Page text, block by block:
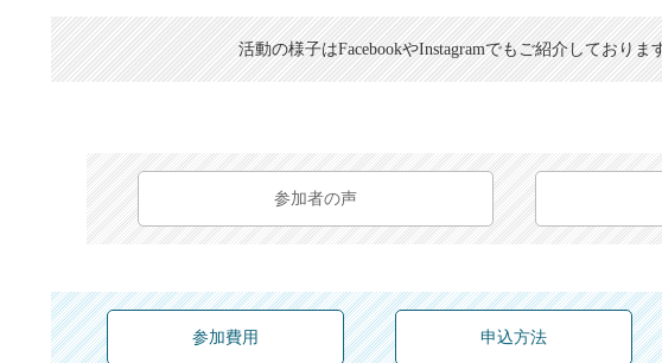
活動の様子はFacebookやInstagramでもご紹介しておりま
参加者の声
参加費用 申込方法